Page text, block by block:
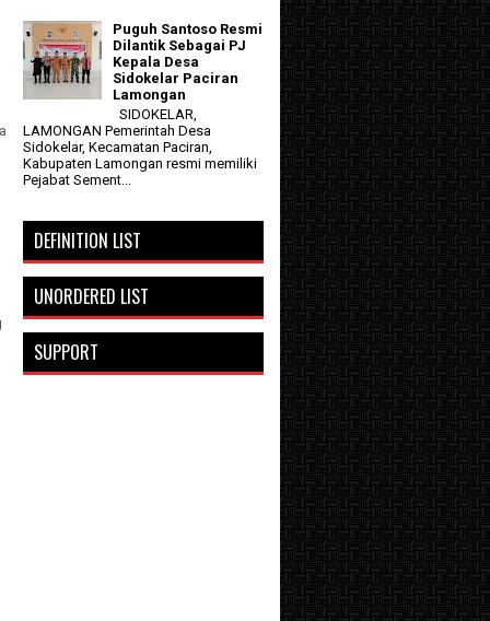
Puguh Santoso Resmi
Dilantik Sebagai PJ
Kepala Desa
Sidokelar Paciran
Lamongan
SIDOKELAR,
LAMONGAN Pemerintah Desa
Sidokelar, Kecamatan Paciran,
Kabupaten Lamongan resmi memiliki
Pejabat Sement...
DEFINITION LIST
UNORDERED LIST
SUPPORT